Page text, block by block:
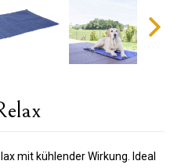
mit kühlender Wirkung. Ideal